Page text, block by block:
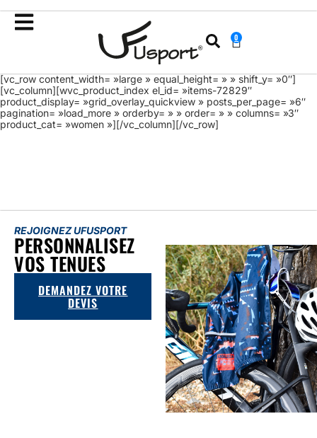
0
[vc_row content_width= »large » equal_height= » » shift_y= »0″]
[vc_column][wvc_product_index el_id= »items-72829″
product_display= »grid_overlay_quickview » posts_per_page= »6″
pagination= »load_more » orderby= » » order= » » columns= »3″
product_cat= »women »][/vc_column][/vc_row]
REJOIGNEZ UFUSPORT
PERSONNALISEZ
VOS TENUES
DEMANDEZ VOTRE
DEVIS